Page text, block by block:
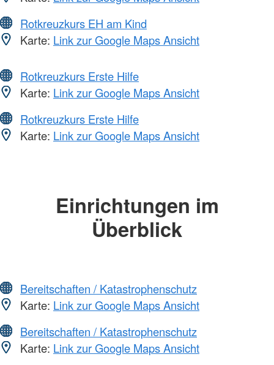
Rotkreuzkurs EH am Kind
Karte: Link zur Google Maps Ansicht
Rotkreuzkurs Erste Hilfe
Karte: Link zur Google Maps Ansicht
Rotkreuzkurs Erste Hilfe
Karte: Link zur Google Maps Ansicht
Einrichtungen im
Überblick
Bereitschaften / Katastrophenschutz
Karte: Link zur Google Maps Ansicht
Bereitschaften / Katastrophenschutz
Karte: Link zur Google Maps Ansicht